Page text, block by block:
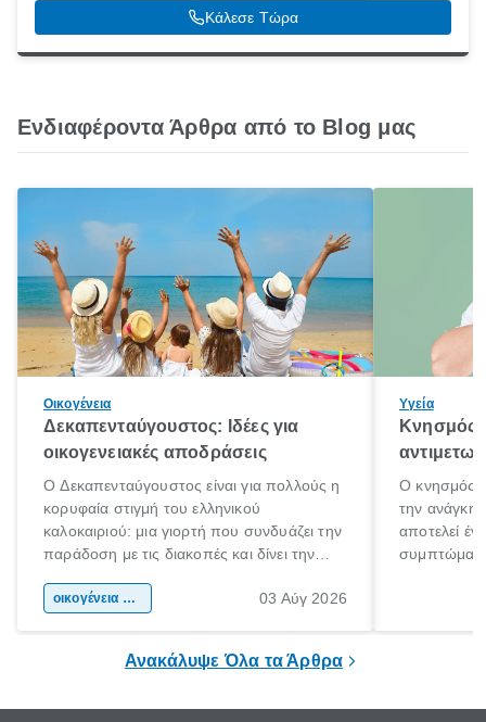
Κάλεσε Τώρα
Ενδιαφέροντα Άρθρα από το Blog μας
Οικογένεια
Δεκαπενταύγουστος: Ιδέες για
οικογενειακές αποδράσεις
Ο Δεκαπενταύγουστος είναι για πολλούς η
κορυφαία στιγμή του ελληνικού
καλοκαιριού: μια γιορτή που συνδυάζει την
παράδοση με τις διακοπές και δίνει την
χώρας. Είτε πρόκειται για λίγες μέρες
οικογένεια & παιδί 03 Αύγ 2026
Υγεία
Κνησμός:
Ο κνησμός
την ανάγκη
αποτελεί
Ανακάλυψε Όλα τα Άρθρα